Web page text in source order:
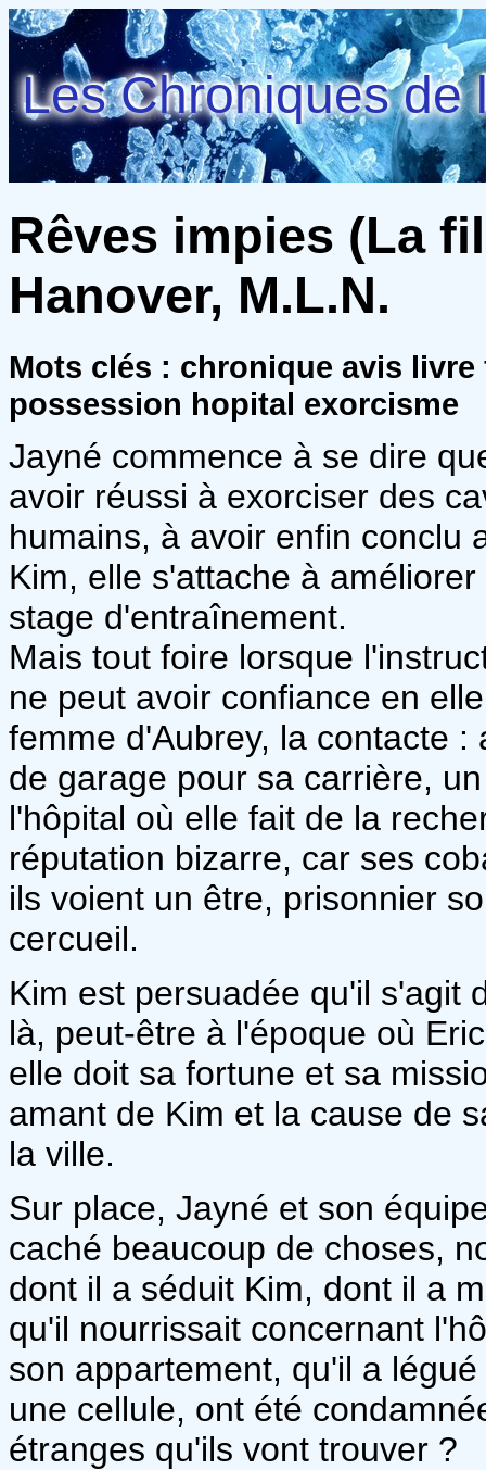
Les Chroniques de
Rêves impies (La
Hanover, M.L.N.
Mots clés : chronique avis
possession hopital exorcisme
Jayné commence à se dire
avoir réussi à exorciser des
humains, à avoir enfin conclu
Kim, elle s'attache à
stage d'entraînement.
Mais tout foire lorsque
ne peut avoir confiance en
femme d'Aubrey, la contacte
de garage pour sa carrière,
l'hôpital où elle fait de la
réputation bizarre, car ses
ils voient un être, prisonnier
cercueil.
Kim est persuadée qu'il s'agit
là, peut-être à l'époque où
elle doit sa fortune et sa
amant de Kim et la cause de
la ville.
Sur place, Jayné et son
caché beaucoup de choses,
dont il a séduit Kim, dont il a
qu'il nourrissait concernant
son appartement, qu'il a
une cellule, ont été
étranges qu'ils vont trouver ?